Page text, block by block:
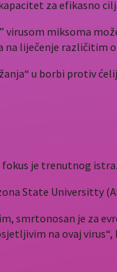
za efikasno
virusom miksoma
liječenje različitim
u borbi protiv
je trenutnog
State Universitty
smrtonosan je za
na ovaj virus“,